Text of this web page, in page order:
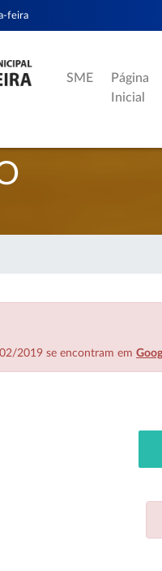
feira
SME
Página
Inicial
2019 se encontram em